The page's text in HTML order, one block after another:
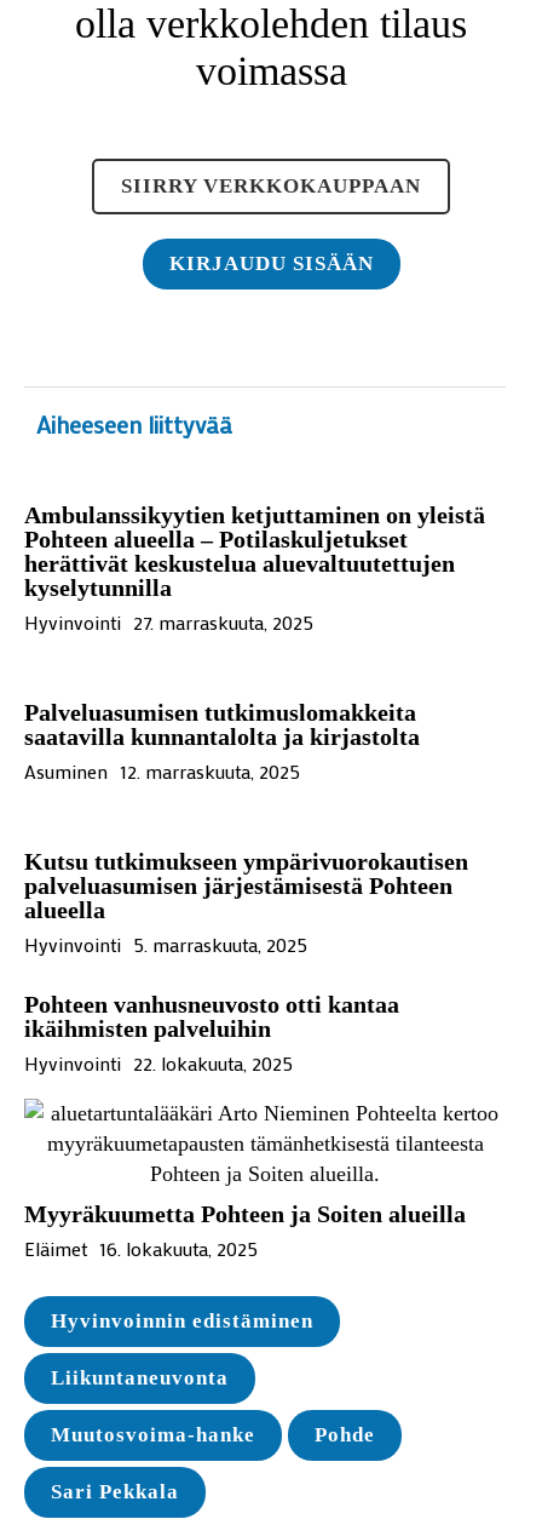
olla verkkolehden tilaus
voimassa
SIIRRY VERKKOKAUPPAAN
KIRJAUDU SISÄÄN
Aiheeseen liittyvää
Ambulanssikyytien ketjuttaminen on yleistä
Pohteen alueella – Potilaskuljetukset
herättivät keskustelua aluevaltuutettujen
kyselytunnilla
Hyvinvointi 27. marraskuuta, 2025
Palveluasumisen tutkimuslomakkeita
saatavilla kunnantalolta ja kirjastolta
Asuminen 12. marraskuuta, 2025
Kutsu tutkimukseen ympärivuorokautisen
palveluasumisen järjestämisestä Pohteen
alueella
Hyvinvointi 5. marraskuuta, 2025
Pohteen vanhusneuvosto otti kantaa
ikäihmisten palveluihin
Hyvinvointi 22. lokakuuta, 2025
Myyräkuumetta Pohteen ja Soiten alueilla
Eläimet 16. lokakuuta, 2025
Hyvinvoinnin edistäminen
Liikuntaneuvonta
Muutosvoima-hanke Pohde
Sari Pekkala